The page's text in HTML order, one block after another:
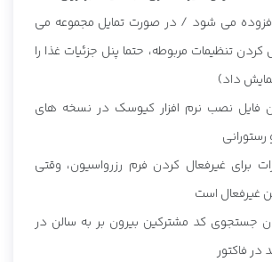
می شود / در صورت تمایل مجموعه می
کردن تنظیمات مربوطه، حتما پنل جزئیات غذا را
داد)
فایل نصب نرم افزار کیوسک در نسخه های
برای غیرفعال کردن فرم رزرواسیون، وقتی
غیرفعال است
جستجوی کد مشترکین بیرون بر به سالن در
فاکتور